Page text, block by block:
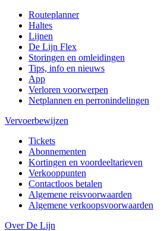
Routeplanner
Haltes
Lijnen
De Lijn Flex
Storingen en omleidingen
Tips, info en nieuws
App
Verloren voorwerpen
Netplannen en perronindelingen
Vervoerbewijzen
Tickets
Abonnementen
Kortingen en voordeeltarieven
Verkooppunten
Contactloos betalen
Algemene reisvoorwaarden
Algemene verkoopsvoorwaarden
Over De Lijn